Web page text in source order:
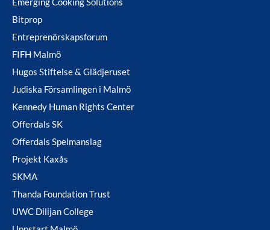
Bitprop
Entreprenörskapsforum
FIFH Malmö
Hugos Stiftelse & Glädjeruset
Judiska Församlingen i Malmö
Kennedy Human Rights Center
Offerdals SK
Offerdals Spelmanslag
Projekt Kaxås
SKMA
Thanda Foundation Trust
UWC Dilijan College